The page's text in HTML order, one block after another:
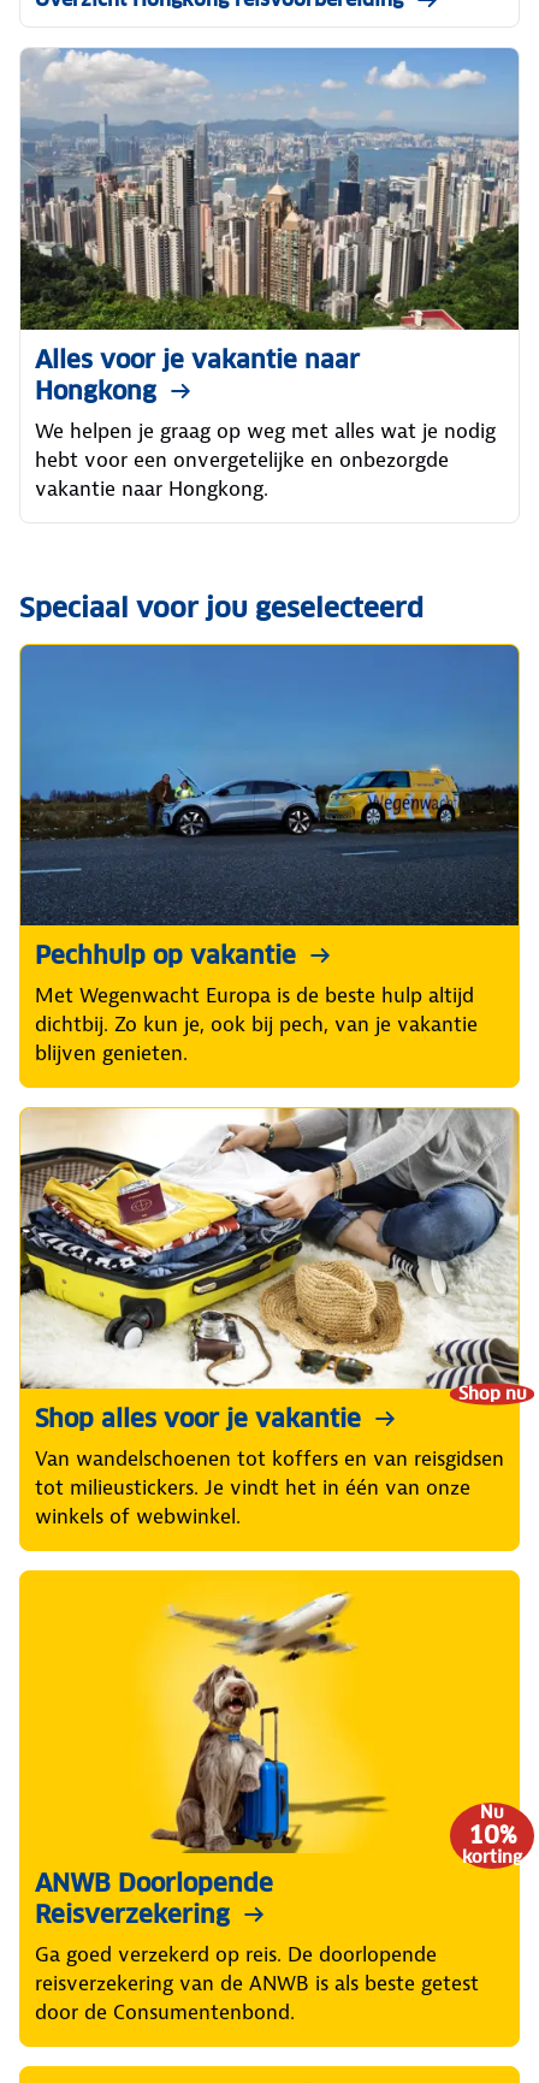
Alles voor je vakantie naar
Hongkong
We helpen je graag op weg met alles wat je nodig
hebt voor een onvergetelijke en onbezorgde
vakantie naar Hongkong.
Speciaal voor jou geselecteerd
Pechhulp op vakantie
Met Wegenwacht Europa is de beste hulp altijd
dichtbij. Zo kun je, ook bij pech, van je vakantie
blijven genieten.
Shop nu
Shop alles voor je vakantie
Van wandelschoenen tot koffers en van reisgidsen
tot milieustickers. Je vindt het in één van onze
winkels of webwinkel.
Nu
10%
korting
ANWB Doorlopende
Reisverzekering
Ga goed verzekerd op reis. De doorlopende
reisverzekering van de ANWB is als beste getest
door de Consumentenbond.